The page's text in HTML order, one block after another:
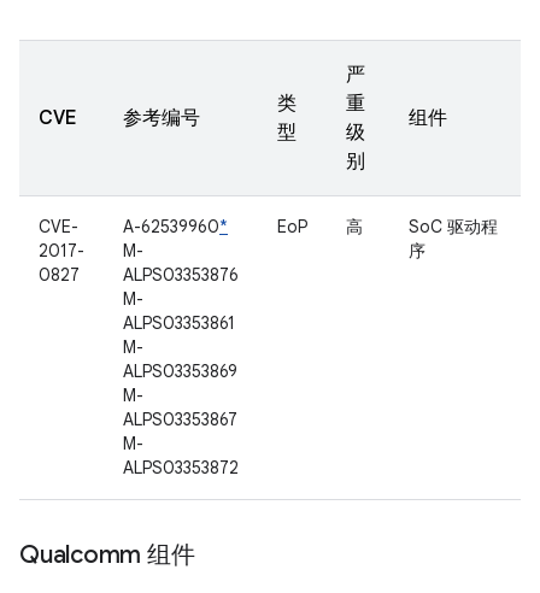
CVE 参考编号
类
型
严
重
级
别
组件
CVE-
2017-
0827
A-62539960*
M-
ALPS03353876
M-
ALPS03353861
M-
ALPS03353869
M-
ALPS03353867
M-
ALPS03353872
EoP 高
SoC 驱动程
序
Qualcomm 组件